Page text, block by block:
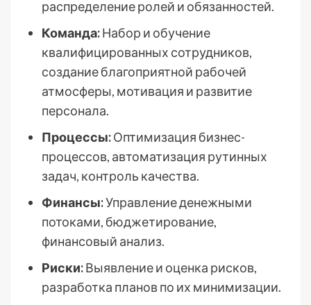
распределение ролей и обязанностей.
Команда:Набор и обучение
квалифицированных сотрудников,
создание благоприятной рабочей
атмосферы, мотивация и развитие
персонала.
Процессы:Оптимизация бизнес-
процессов, автоматизация рутинных
задач, контроль качества.
Финансы:Управление денежными
потоками, бюджетирование,
финансовый анализ.
Риски:Выявление и оценка рисков,
разработка планов по их минимизации.